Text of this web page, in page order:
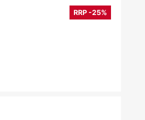
RRP -25%